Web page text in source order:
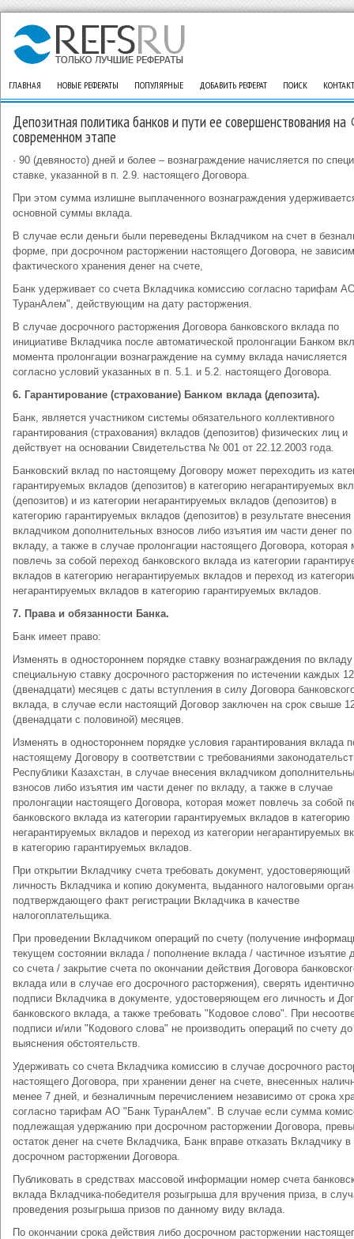
ГЛАВНАЯ НОВЫЕ РЕФЕРАТЫ ПОПУЛЯРНЫЕ ДОБАВИТЬ РЕФЕРАТ ПОИСК
Депозитная политика банков и пути ее совершенствования на
современном этапе
· 90 (девяносто) дней и более – вознаграждение начисляется по
ставке, указанной в п. 2.9. настоящего Договора.
При этом сумма излишне выплаченного вознаграждения
основной суммы вклада.
В случае если деньги были переведены Вкладчиком на счет в
форме, при досрочном расторжении настоящего Договора, не
фактического хранения денег на счете,
Банк удерживает со счета Вкладчика комиссию согласно тарифам
ТуранАлем", действующим на дату расторжения.
В случае досрочного расторжения Договора банковского вклада по
инициативе Вкладчика после автоматической пролонгации Банком
момента пролонгации вознаграждение на сумму вклада начисляется
согласно условий указанных в п. 5.1. и 5.2. настоящего Договора.
6. Гарантирование (страхование) Банком вклада (депозита).
Банк, является участником системы обязательного коллективного
гарантирования (страхования) вкладов (депозитов) физических лиц и
действует на основании Свидетельства № 001 от 22.12.2003 года.
Банковский вклад по настоящему Договору может переходить из
гарантируемых вкладов (депозитов) в категорию негарантируемых
(депозитов) и из категории негарантируемых вкладов (депозитов) в
категорию гарантируемых вкладов (депозитов) в результате внесения
вкладчиком дополнительных взносов либо изъятия им части денег по
вкладу, а также в случае пролонгации настоящего Договора, которая
повлечь за собой переход банковского вклада из категории
вкладов в категорию негарантируемых вкладов и переход из
негарантируемых вкладов в категорию гарантируемых вкладов.
7. Права и обязанности Банка.
Банк имеет право:
Изменять в одностороннем порядке ставку вознаграждения по
специальную ставку досрочного расторжения по истечении каждых 12
(двенадцати) месяцев с даты вступления в силу Договора
вклада, в случае если настоящий Договор заключен на срок свыше
(двенадцати с половиной) месяцев.
Изменять в одностороннем порядке условия гарантирования вклада
настоящему Договору в соответствии с требованиями
Республики Казахстан, в случае внесения вкладчиком
взносов либо изъятия им части денег по вкладу, а также в случае
пролонгации настоящего Договора, которая может повлечь за собой
банковского вклада из категории гарантируемых вкладов в категорию
негарантируемых вкладов и переход из категории негарантируемых
в категорию гарантируемых вкладов.
При открытии Вкладчику счета требовать документ, удостоверяющий
личность Вкладчика и копию документа, выданного налоговыми
подтверждающего факт регистрации Вкладчика в качестве
налогоплательщика.
При проведении Вкладчиком операций по счету (получение
текущем состоянии вклада / пополнение вклада / частичное изъятие
со счета / закрытие счета по окончании действия Договора
вклада или в случае его досрочного расторжения), сверять
подписи Вкладчика в документе, удостоверяющем его личность и
банковского вклада, а также требовать "Кодовое слово". При
подписи и/или "Кодового слова" не производить операций по счету до
выяснения обстоятельств.
Удерживать со счета Вкладчика комиссию в случае досрочного
настоящего Договора, при хранении денег на счете, внесенных
менее 7 дней, и безналичным перечислением независимо от срока
согласно тарифам АО "Банк ТуранАлем". В случае если сумма
подлежащая удержанию при досрочном расторжении Договора,
остаток денег на счете Вкладчика, Банк вправе отказать Вкладчику в
досрочном расторжении Договора.
Публиковать в средствах массовой информации номер счета
вклада Вкладчика-победителя розыгрыша для вручения приза, в
проведения розыгрыша призов по данному виду вклада.
По окончании срока действия либо досрочном расторжении